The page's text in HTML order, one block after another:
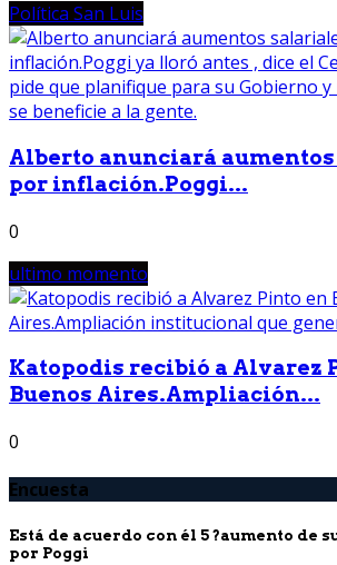
Política San Luis
Alberto anunciará
por inflación.Poggi...
0
ultimo momento
Katopodis recibió a Alvarez
Buenos Aires.Ampliación...
0
Encuesta
Está de acuerdo con él 5 ?aumento de
por Poggi